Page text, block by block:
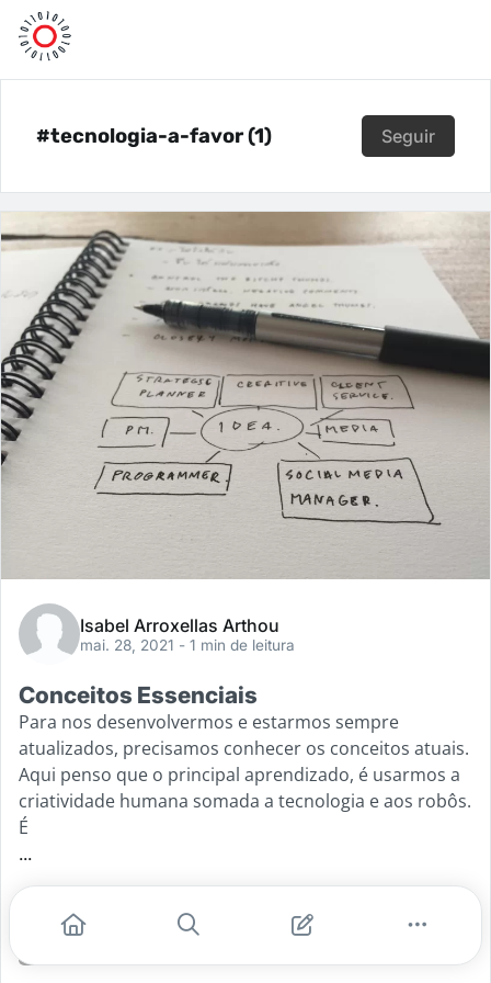
#tecnologia-a-favor (1) Seguir
Isabel Arroxellas Arthou
mai. 28, 2021 - 1 min de leitura
Conceitos Essenciais
Para nos desenvolvermos e estarmos sempre
atualizados, precisamos conhecer os conceitos atuais.
Aqui penso que o principal aprendizado, é usarmos a
criatividade humana somada a tecnologia e aos robôs.
É
...